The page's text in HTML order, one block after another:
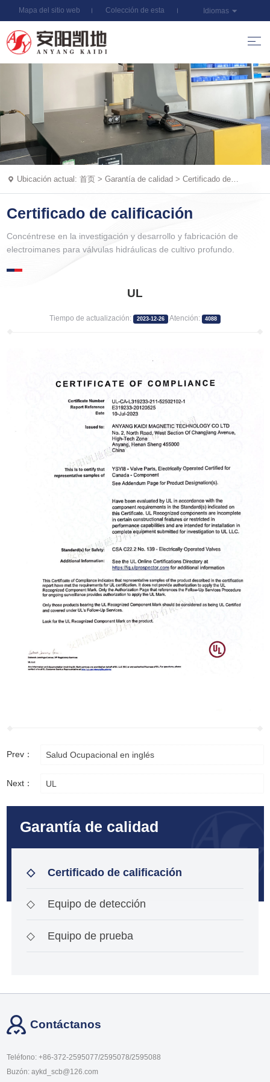
Mapa del sitio web Colección de esta Idiomas
Ubicación actual: 首页 > Garantía de calidad > Certificado de
Garantía de calidad
◇ Certificado de calificación
◇ Equipo de detección
◇ Equipo de prueba
Certificado de calificación
Concéntrese en la investigación y desarrollo y fabricación de
electroimanes para válvulas hidráulicas de cultivo profundo.
UL
Tiempo de actualización: 2023-12-26 Atención: 4088
Prev： Salud Ocupacional en inglés
Next： UL
Contáctanos
Teléfono: +86-372-2595077/2595078/2595088
Buzón: aykd_scb@126.com